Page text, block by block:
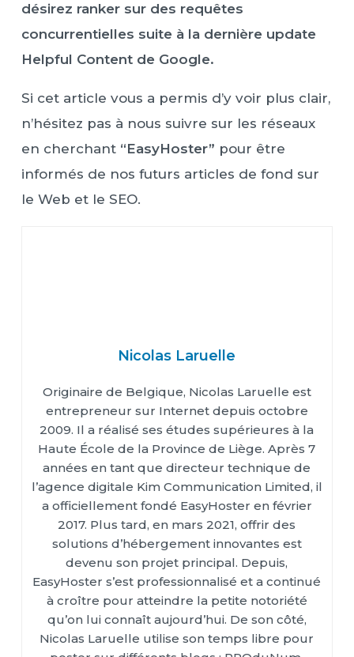
désirez ranker sur des requêtes
concurrentielles suite à la dernière update
Helpful Content de Google.
Si cet article vous a permis d’y voir plus clair,
n’hésitez pas à nous suivre sur les réseaux
en cherchant “EasyHoster” pour être
informés de nos futurs articles de fond sur
le Web et le SEO.
Nicolas Laruelle
Originaire de Belgique, Nicolas Laruelle est
entrepreneur sur Internet depuis octobre
2009. Il a réalisé ses études supérieures à la
Haute École de la Province de Liège. Après 7
années en tant que directeur technique de
l’agence digitale Kim Communication Limited, il
a officiellement fondé EasyHoster en février
2017. Plus tard, en mars 2021, offrir des
solutions d’hébergement innovantes est
devenu son projet principal. Depuis,
EasyHoster s’est professionnalisé et a continué
à croître pour atteindre la petite notoriété
qu’on lui connaît aujourd’hui. De son côté,
Nicolas Laruelle utilise son temps libre pour